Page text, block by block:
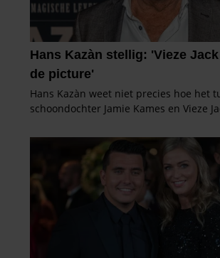
verzameld op basis van uw gebruik van
gaat akkoord met onze cookies als u
gebruiken.